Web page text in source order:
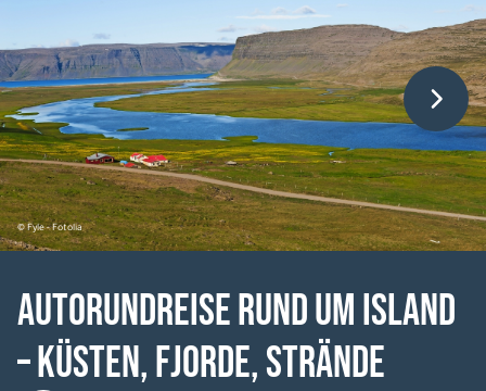
© Fyle - Fotolia
Autorundreise Rund um Island
– Küsten, Fjorde, Strände